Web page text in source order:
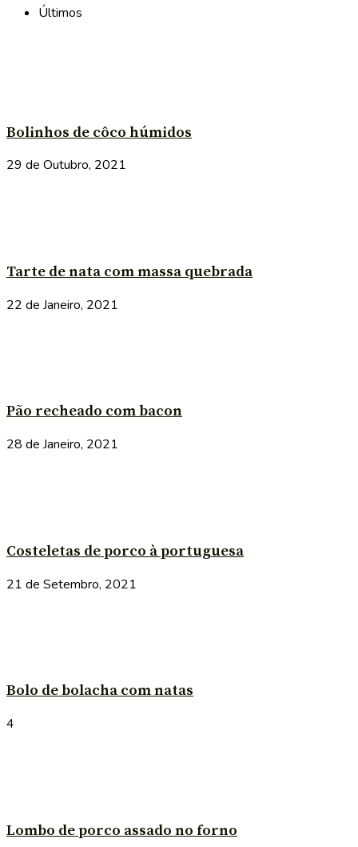
Últimos
Bolinhos de côco húmidos
29 de Outubro, 2021
Tarte de nata com massa quebrada
22 de Janeiro, 2021
Pão recheado com bacon
28 de Janeiro, 2021
Costeletas de porco à portuguesa
21 de Setembro, 2021
Bolo de bolacha com natas
4
Lombo de porco assado no forno